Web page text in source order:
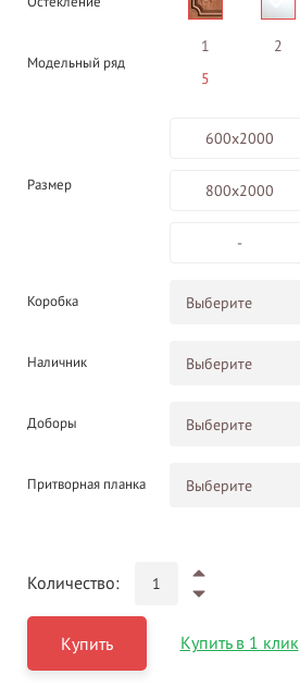
Модельный ряд
1 2
5
Размер
600х2000
800х2000
-
Коробка
Наличник
Доборы
Притворная планка
Количество:
Купить Купить в 1 клик